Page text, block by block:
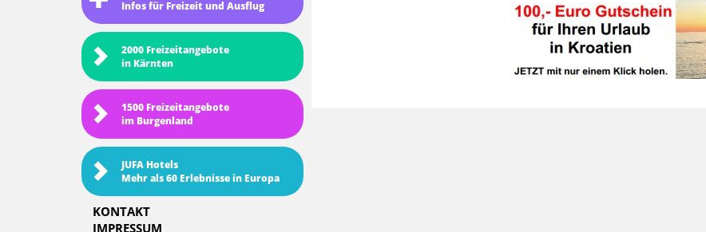
Infos für Freizeit und Ausflug
2000 Freizeitangebote
in Kärnten
1500 Freizeitangebote
im Burgenland
JUFA Hotels
Mehr als 60 Erlebnisse in Europa
KONTAKT
IMPRESSUM